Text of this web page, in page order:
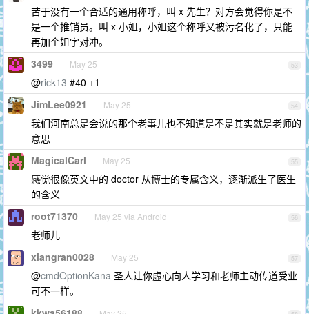
苦于没有一个合适的通用称呼，叫 x 先生？对方会觉得你是不
是一个推销员。叫 x 小姐，小姐这个称呼又被污名化了，只能
再加个姐字对冲。
53
3499 May 25
@rick13 #40 +1
54
JimLee0921 May 25
我们河南总是会说的那个老事儿也不知道是不是其实就是老师的
意思
55
MagicalCarl May 25
感觉很像英文中的 doctor 从博士的专属含义，逐渐派生了医生
的含义
56
root71370 May 25 via Android
老师儿
57
xiangran0028 May 25
@cmdOptionKana 圣人让你虚心向人学习和老师主动传道受业
可不一样。